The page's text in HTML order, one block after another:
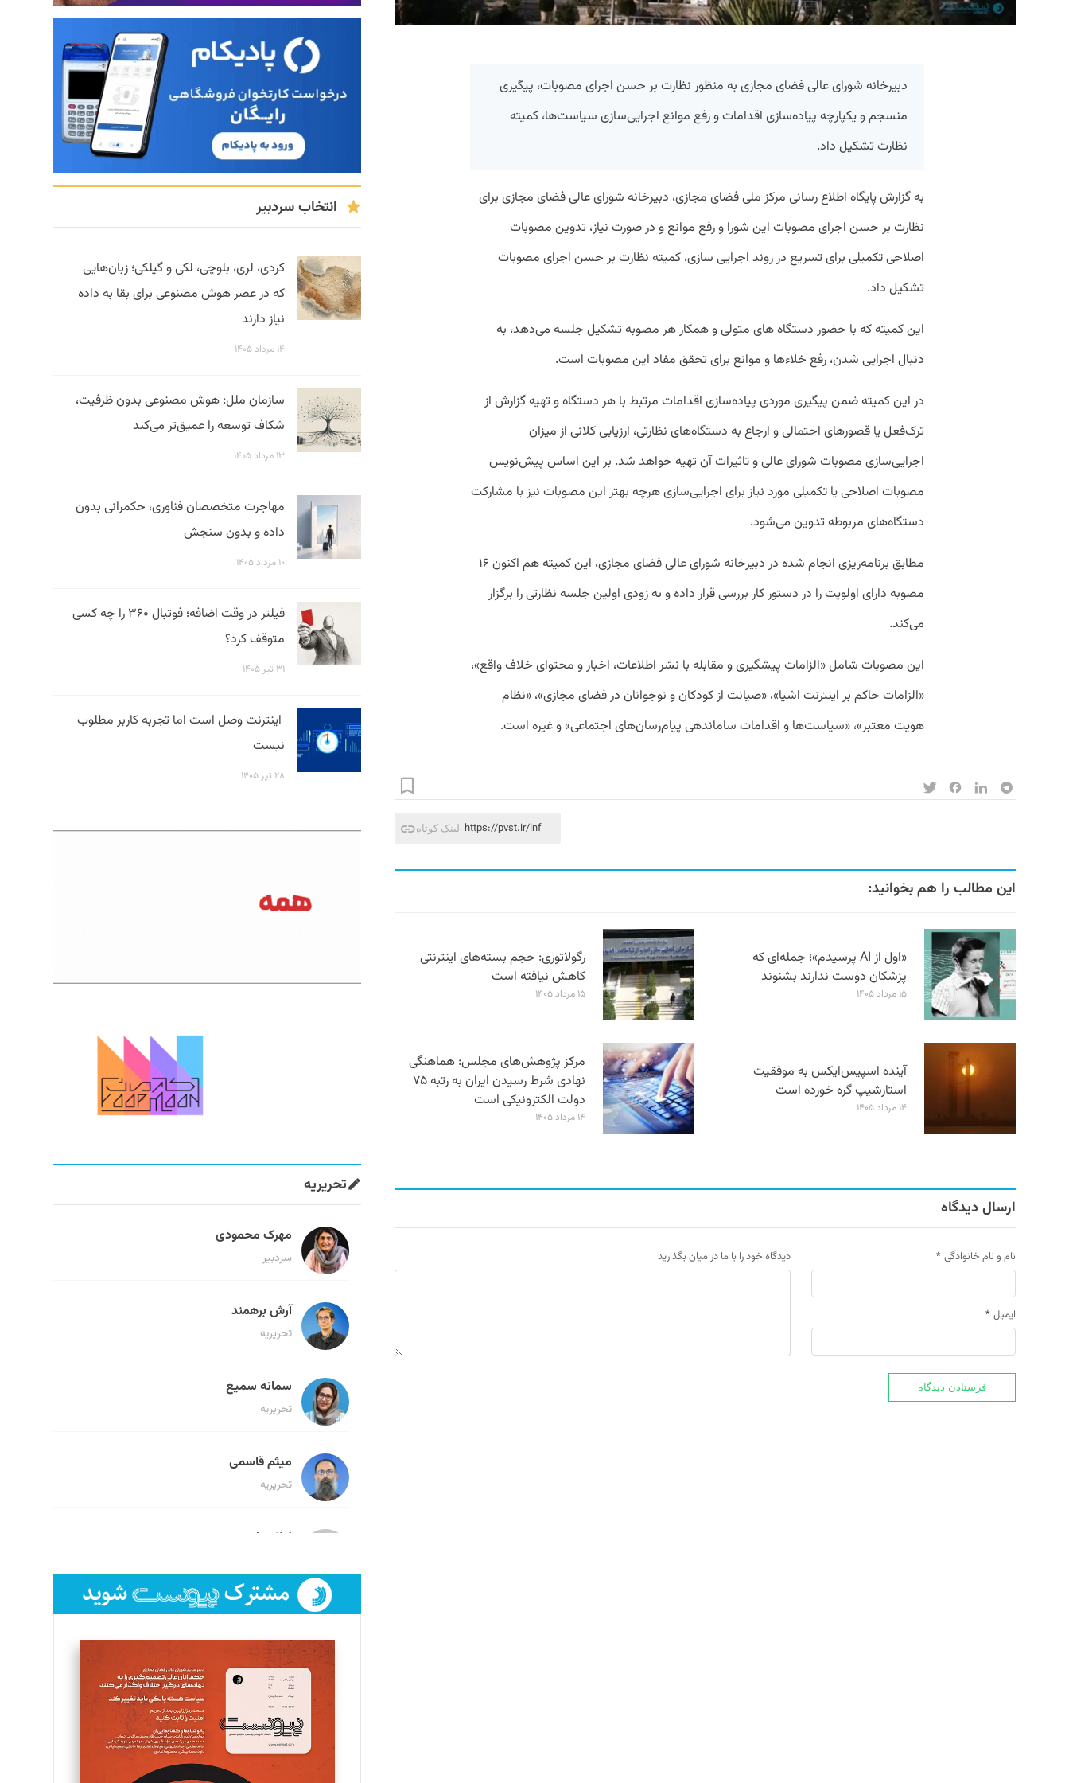
دبیرخانه شورای عالی فضای مجازی به منظور نظارت بر حسن اجرای مصوبات، پیگیری
منسجم و یکپارچه پیاده‌سازی اقدامات و رفع موانع اجرایی‌سازی سیاست‌ها، کمیته
نظارت تشکیل داد.
به گزارش پایگاه اطلاع رسانی مرکز ملی فضای مجازی، دبیرخانه شورای عالی فضای مجازی برای
نظارت بر حسن اجرای مصوبات این شورا و رفع موانع و در صورت نیاز، تدوین مصوبات
اصلاحی تکمیلی برای تسریع در روند اجرایی سازی، کمیته نظارت بر حسن اجرای مصوبات
تشکیل داد.
این کمیته که با حضور دستگاه های متولی و همکار هر مصوبه تشکیل جلسه می‌دهد، به
دنبال اجرایی شدن، رفع خلاءها و موانع برای تحقق مفاد این مصوبات است.
در این کمیته ضمن پیگیری موردی پیاده‌سازی اقدامات مرتبط با هر دستگاه و تهیه گزارش از
ترک‌فعل‌ یا قصورهای احتمالی و ارجاع به دستگاه‌های نظارتی، ارزیابی کلانی از میزان
اجرایی‌سازی مصوبات شورای عالی و تاثیرات آن تهیه خواهد شد. بر این اساس پیش‌نویس
مصوبات اصلاحی یا تکمیلی مورد نیاز برای اجرایی‌سازی هرچه بهتر این مصوبات نیز با مشارکت‌
دستگاه‌های مربوطه تدوین می‌شود.
مطابق برنامه‌ریزی انجام شده در دبیرخانه شورای عالی فضای مجازی، این کمیته هم اکنون ۱۶
مصوبه دارای اولویت را در دستور کار بررسی قرار داده و به زودی اولین جلسه نظارتی را برگزار
می‌کند.
این مصوبات شامل «الزامات پیشگیری و مقابله با نشر اطلاعات، اخبار و محتوای خلاف واقع»،
«الزامات حاکم بر اینترنت اشیا»، «صیانت از کودکان و نوجوانان در فضای مجازی»، «نظام
هویت معتبر»، «سیاست‌ها و اقدامات ساماندهی پیام‌رسان‌های اجتماعی» و غیره است.
لینک کوتاه https://pvst.ir/lnf
این مطالب را هم بخوانید:
«اول از AI پرسیدم»؛ جمله‌ای که
پزشکان دوست ندارند بشنوند
۱۵ مرداد ۱۴۰۵
رگولاتوری: حجم بسته‌های اینترنتی
کاهش نیافته است
۱۵ مرداد ۱۴۰۵
آینده اسپیس‌ایکس به موفقیت
استارشیپ گره خورده است
۱۴ مرداد ۱۴۰۵
مرکز پژوهش‌های مجلس: هماهنگی
نهادی شرط رسیدن ایران به رتبه ۷۵
دولت الکترونیکی است
۱۴ مرداد ۱۴۰۵
ارسال دیدگاه
نام و نام خانوادگی *
ایمیل *
دیدگاه خود را با ما در میان بگذارید
انتخاب سردبیر
کردی، لری، بلوچی، لکی و گیلکی؛ زبان‌هایی
که در عصر هوش مصنوعی برای بقا به داده
نیاز دارند
۱۴ مرداد ۱۴۰۵
سازمان ملل: هوش مصنوعی بدون ظرفیت،
شکاف توسعه را عمیق‌تر می‌کند
۱۳ مرداد ۱۴۰۵
مهاجرت متخصصان فناوری، حکمرانی بدون
داده و بدون سنجش
۱۰ مرداد ۱۴۰۵
فیلتر در وقت اضافه؛ فوتبال ۳۶۰ را چه کسی
متوقف کرد؟
۳۱ تیر ۱۴۰۵
اینترنت وصل است اما تجربه کاربر مطلوب
نیست
۲۸ تیر ۱۴۰۵
تحریریه
مهرک محمودی
سردبیر
آرش برهمند
تحریریه
سمانه سمیع
تحریریه
میثم قاسمی
تحریریه
لیلا حنارود
فائزه فتحی رستمی
تحریریه
سروش کرمیان
تحریریه
مینا پاکدل